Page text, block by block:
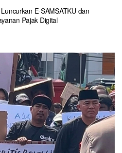
E-SAMSATKU dan
Pajak Digital